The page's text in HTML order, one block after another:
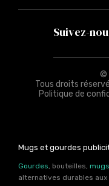
Suivez-
©
Tous droits
Politique de
Mugs et gourdes
Gourdes , bouteilles, mugs
alternatives durables